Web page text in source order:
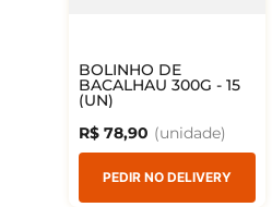
BOLINHO DE
BACALHAU 300G - 15
(UN)
R$ 78,90
PEDIR NO DELIVERY